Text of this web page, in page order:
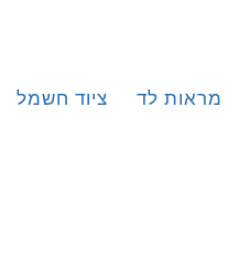
ציוד חשמל מראות לד